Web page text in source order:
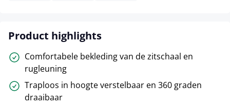
Product highlights
Comfortabele bekleding van de zitschaal en
rugleuning
Traploos in hoogte verstelbaar en 360 graden
draaibaar